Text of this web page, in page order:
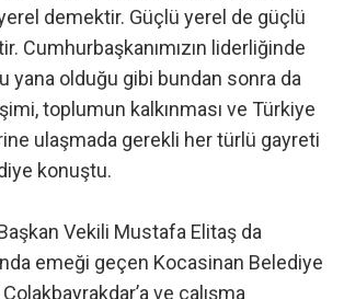
demektir. Güçlü yerel de güçlü
Cumhurbaşkanımızın liderliğinde
yana olduğu gibi bundan sonra da
toplumun kalkınması ve Türkiye
ulaşmada gerekli her türlü gayreti
konuştu.
Vekili Mustafa Elitaş da
emeği geçen Kocasinan Belediye
ve çalışma